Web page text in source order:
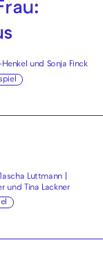
und Sonja Finck
Luttmann |
und Tina Lackner